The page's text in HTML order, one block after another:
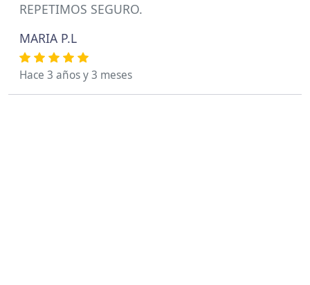
REPETIMOS SEGURO.
MARIA P.L
Hace 3 años y 3 meses